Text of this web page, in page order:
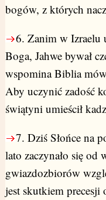
bogów, z których
6. Zanim w Izraelu
Boga, Jahwe bywał
wspomina Biblia
Aby uczynić zadość
świątyni umieścił
7. Dziś Słońce na
lato zaczynało się od
gwiazdozbiorów
jest skutkiem